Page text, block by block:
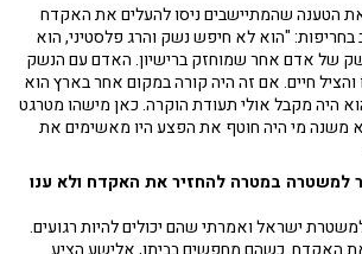
הטענה שהמתיישבים ניסו להעלים את האקדח
בחריפות: "הוא לא חיפש נשק והרג פלסטיני, הוא
של אדם אחר שמוחזק ברישיון. האדם עם הנשק
והציל חיים. אם זה היה קורה במקום אחר בארץ הוא
היה מקבל אולי תעודת הוקרה. כאן מישהו מטרגט
משנה מי היה חוטף את הפצע היו מאשימים את
במטרה להחזיר את האקדח ולא ענו
ישראל ואמרתי שהם יכולים להיות רגועים.